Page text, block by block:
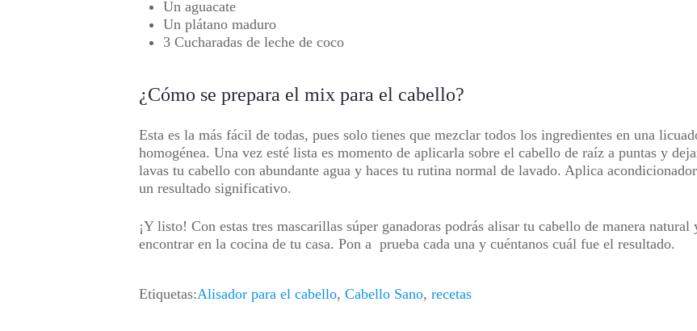
Un aguacate
Un plátano maduro
3 Cucharadas de leche de coco
¿Cómo se prepara el mix para el cabello?
Esta es la más fácil de todas, pues solo tienes que mezclar todos los ingredientes en una
homogénea. Una vez esté lista es momento de aplicarla sobre el cabello de raíz a puntas y
lavas tu cabello con abundante agua y haces tu rutina normal de lavado. Aplica
un resultado significativo.
¡Y listo! Con estas tres mascarillas súper ganadoras podrás alisar tu cabello de manera
encontrar en la cocina de tu casa. Pon a prueba cada una y cuéntanos cuál fue el resultado.
Etiquetas:Alisador para el cabello, Cabello Sano, recetas